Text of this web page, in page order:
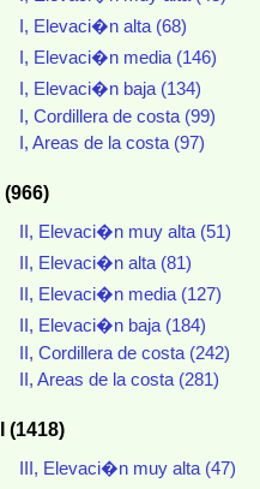
I, Elevaci�n alta (68)
I, Elevaci�n media (146)
I, Elevaci�n baja (134)
I, Cordillera de costa (99)
I, Areas de la costa (97)
II (966)
II, Elevaci�n muy alta (51)
II, Elevaci�n alta (81)
II, Elevaci�n media (127)
II, Elevaci�n baja (184)
II, Cordillera de costa (242)
II, Areas de la costa (281)
III (1418)
III, Elevaci�n muy alta (47)